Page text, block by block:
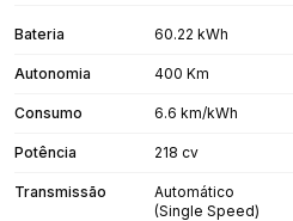
Bateria 60.22 kWh
Autonomia 400 Km
Consumo 6.6 km/kWh
Potência 218 cv
Transmissão
Automático
(Single Speed)